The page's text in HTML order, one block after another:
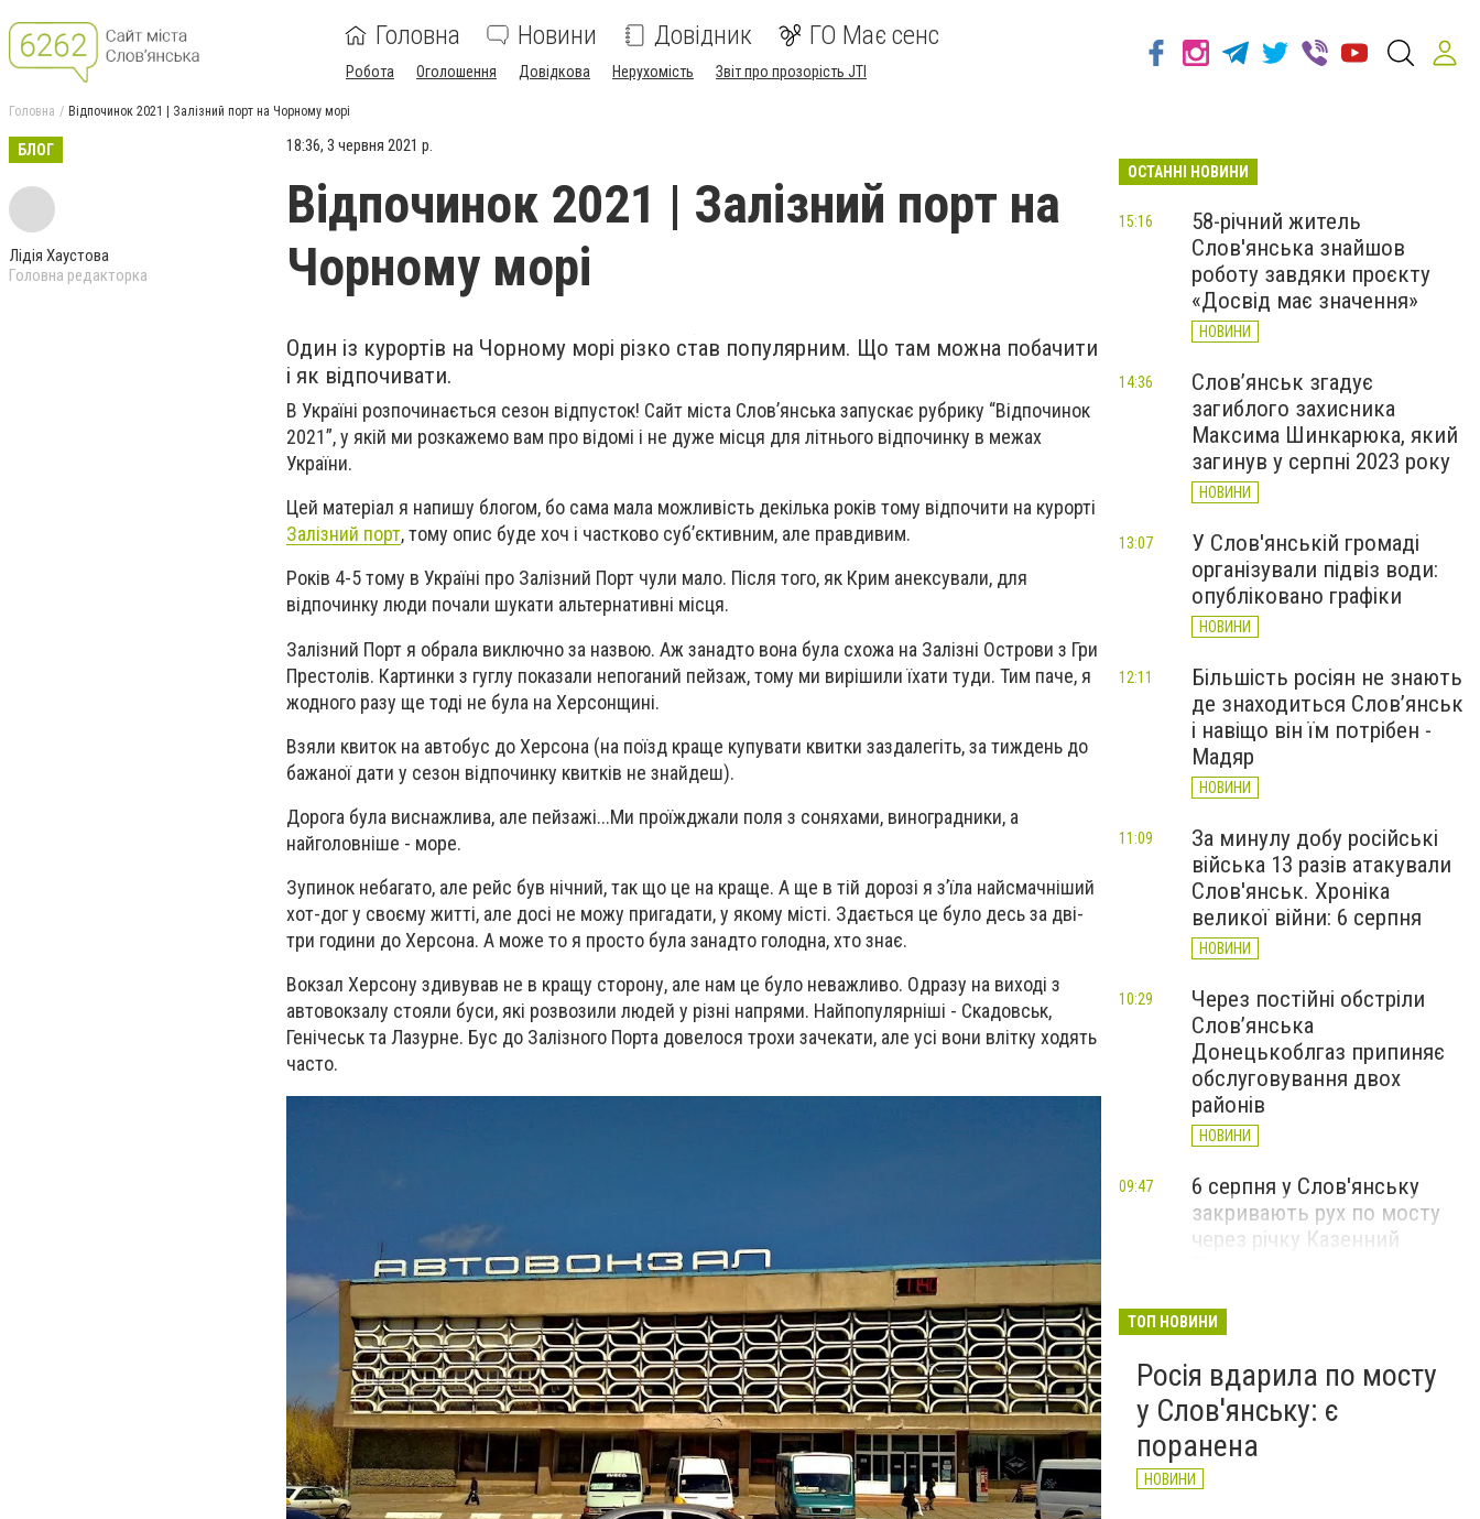
Головна Новини Довідник ГО Має сенс
Робота Оголошення Довідкова Нерухомість Звіт про прозорість JTI
Головна Відпочинок 2021 | Залізний порт на Чорному морі
БЛОГ
Лідія Хаустова
Головна редакторка
18:36, 3 червня 2021 р.
Відпочинок 2021 | Залізний порт на
Чорному морі
Один із курортів на Чорному морі різко став популярним. Що там можна побачити
і як відпочивати.
В Україні розпочинається сезон відпусток! Сайт міста Слов’янська запускає рубрику “Відпочинок
2021”, у якій ми розкажемо вам про відомі і не дуже місця для літнього відпочинку в межах
України.
Цей матеріал я напишу блогом, бо сама мала можливість декілька років тому відпочити на курорті
Залізний порт, тому опис буде хоч і частково суб’єктивним, але правдивим.
Років 4-5 тому в Україні про Залізний Порт чули мало. Після того, як Крим анексували, для
відпочинку люди почали шукати альтернативні місця.
Залізний Порт я обрала виключно за назвою. Аж занадто вона була схожа на Залізні Острови з Гри
Престолів. Картинки з гуглу показали непоганий пейзаж, тому ми вирішили їхати туди. Тим паче, я
жодного разу ще тоді не була на Херсонщині.
Взяли квиток на автобус до Херсона (на поїзд краще купувати квитки заздалегіть, за тиждень до
бажаної дати у сезон відпочинку квитків не знайдеш).
Дорога була виснажлива, але пейзажі...Ми проїжджали поля з соняхами, виноградники, а
найголовніше - море.
Зупинок небагато, але рейс був нічний, так що це на краще. А ще в тій дорозі я з’їла найсмачніший
хот-дог у своєму житті, але досі не можу пригадати, у якому місті. Здається це було десь за дві-
три години до Херсона. А може то я просто була занадто голодна, хто знає.
Вокзал Херсону здивував не в кращу сторону, але нам це було неважливо. Одразу на виході з
автовокзалу стояли буси, які розвозили людей у різні напрями. Найпопулярніші - Скадовськ,
Генічеськ та Лазурне. Бус до Залізного Порта довелося трохи зачекати, але усі вони влітку ходять
часто.
ОСТАННІ НОВИНИ
58-річний житель
Слов'янська знайшов
роботу завдяки проєкту
«Досвід має значення»
НОВИНИ
15:16
Слов’янськ згадує
загиблого захисника
Максима Шинкарюка, який
загинув у серпні 2023 року
НОВИНИ
14:36
У Слов'янській громаді
організували підвіз води:
опубліковано графіки
НОВИНИ
13:07
Більшість росіян не знають
де знаходиться Слов’янськ
і навіщо він їм потрібен -
Мадяр
НОВИНИ
12:11
За минулу добу російські
війська 13 разів атакували
Слов'янськ. Хроніка
великої війни: 6 серпня
НОВИНИ
11:09
Через постійні обстріли
Слов’янська
Донецькоблгаз припиняє
обслуговування двох
районів
НОВИНИ
10:29
6 серпня у Слов'янську
закривають рух по мосту
через річку Казенний
09:47
чотири рази атакували FPV-
дрони
ТОП НОВИНИ
Росія вдарила по мосту
у Слов'янську: є
поранена
НОВИНИ